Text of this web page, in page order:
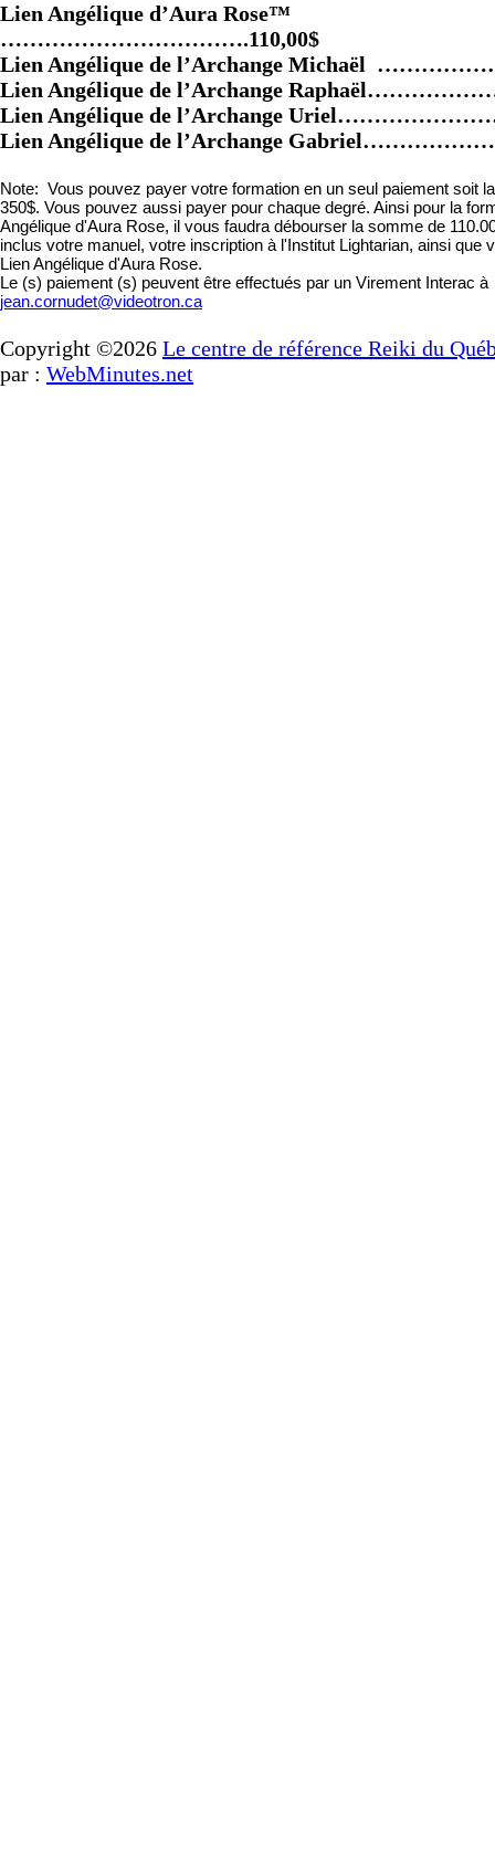
Lien Angélique d’Aura Rose™
…………………………….110,00$
Lien Angélique de l’Archange Michaël
Lien Angélique de l’Archange
Lien Angélique de l’Archange
Lien Angélique de l’Archange
Note: Vous pouvez payer votre formation en un seul paiement soit
350$. Vous pouvez aussi payer pour chaque degré. Ainsi pour la
Angélique d'Aura Rose, il vous faudra débourser la somme de
inclus votre manuel, votre inscription à l'Institut Lightarian, ainsi que
Lien Angélique d'Aura Rose.
Le (s) paiement (s) peuvent être effectués par un Virement Interac à
jean.cornudet@videotron.ca
Copyright ©2026 Le centre de référence Reiki du
par : WebMinutes.net